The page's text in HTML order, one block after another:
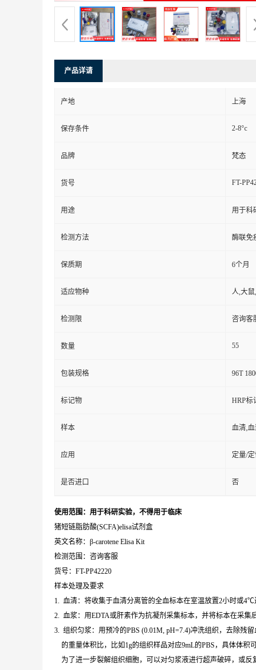
产品详请
产地 上海
保存条件 2-8°c
品牌 梵态
货号 FT-
用途 用于科
检测方法 酶联免
保质期 6个月
适应物种 人,大
检测限 咨询客
数量 55
包装规格 96T
标记物 HRP标
样本 血清,
应用 定量/
是否进口 否
使用范围：用于科研实验，不得用于临床
猪短链脂肪酸(SCFA)elisa试剂盒
英文名称：β-carotene Elisa Kit
检测范围：咨询客服
货号：FT-PP42220
样本处理及要求
1. 血清：将收集于血清分离管的全血标本在室温放置2小时或
2. 血浆：用EDTA或肝素作为抗凝剂采集标本，并将标本在采
3. 组织匀浆：用预冷的PBS (0.01M, pH=7.4)冲洗组织，去除残
的重量体积比，比如1g的组织样品对应9mL的PBS，具体体积
为了进一步裂解组织细胞，可以对匀浆液进行超声破碎，或反